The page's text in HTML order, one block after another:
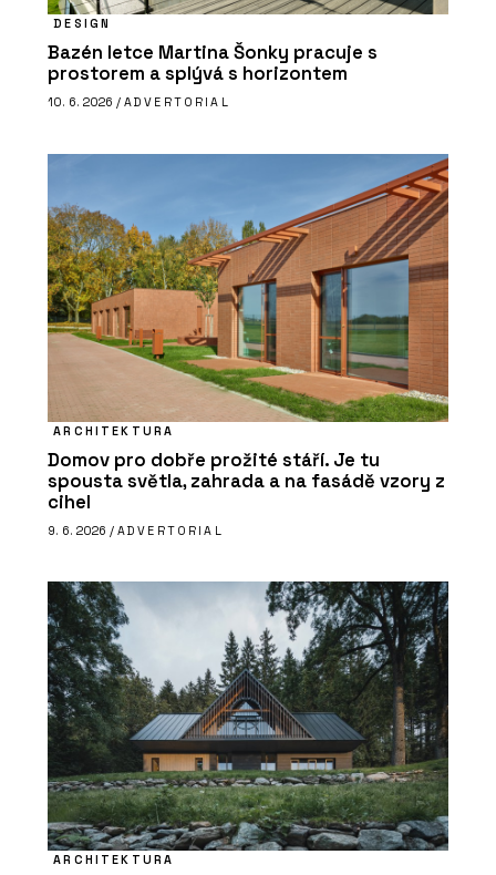
DESIGN
Bazén letce Martina Šonky pracuje s
prostorem a splývá s horizontem
10. 6. 2026 / ADVERTORIAL
ARCHITEKTURA
Domov pro dobře prožité stáří. Je tu
spousta světla, zahrada a na fasádě vzory z
cihel
9. 6. 2026 / ADVERTORIAL
ARCHITEKTURA